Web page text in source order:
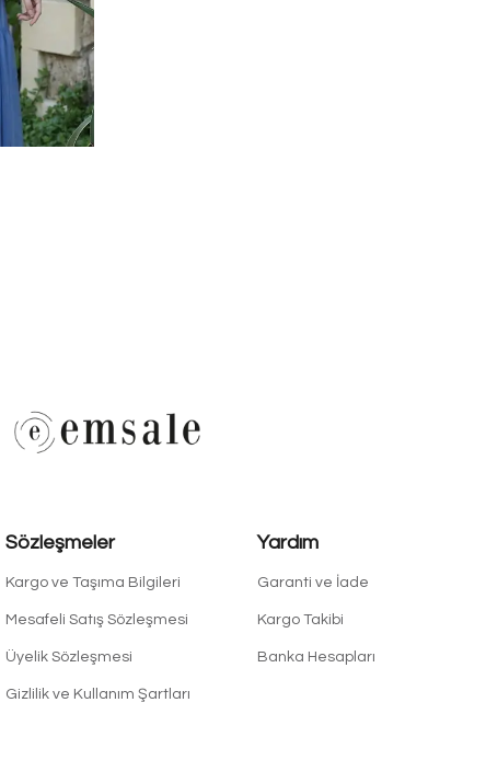
Sözleşmeler
Kargo ve Taşıma Bilgileri
Mesafeli Satış Sözleşmesi
Üyelik Sözleşmesi
Gizlilik ve Kullanım Şartları
Yardım
Garanti ve İade
Kargo Takibi
Banka Hesapları